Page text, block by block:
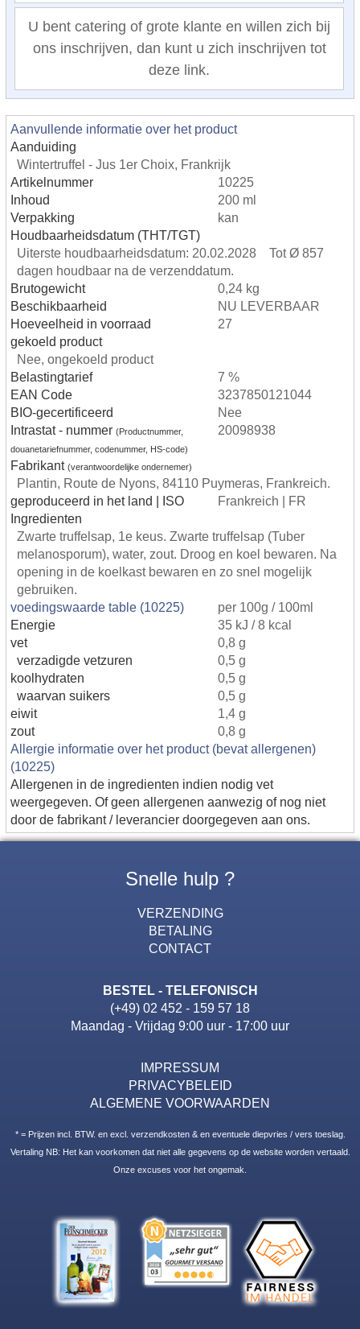
U bent catering of grote klante en willen zich bij
ons inschrijven, dan kunt u zich inschrijven tot
deze link.
Aanvullende informatie over het product
Aanduiding
Wintertruffel - Jus 1er Choix, Frankrijk
Artikelnummer
10225
Inhoud
200 ml
Verpakking
kan
Houdbaarheidsdatum (THT/TGT)
Uiterste houdbaarheidsdatum: 20.02.2028 Tot Ø 857
dagen houdbaar na de verzenddatum.
Brutogewicht
0,24 kg
Beschikbaarheid
NU LEVERBAAR
Hoeveelheid in voorraad
27
gekoeld product
Nee, ongekoeld product
Belastingtarief
7 %
EAN Code
3237850121044
BIO-gecertificeerd
Nee
Intrastat - nummer (Productnummer,
douanetariefnummer, codenummer, HS-code)
20098938
Fabrikant (verantwoordelijke ondernemer)
Plantin, Route de Nyons, 84110 Puymeras, Frankreich.
geproduceerd in het land | ISO
Frankreich | FR
Ingredienten
Zwarte truffelsap, 1e keus. Zwarte truffelsap (Tuber
melanosporum), water, zout. Droog en koel bewaren. Na
opening in de koelkast bewaren en zo snel mogelijk
gebruiken.
voedingswaarde table (10225)
per 100g / 100ml
Energie
35 kJ / 8 kcal
vet
0,8 g
verzadigde vetzuren
0,5 g
koolhydraten
0,5 g
waarvan suikers
0,5 g
eiwit
1,4 g
zout
0,8 g
Allergie informatie over het product (bevat allergenen)
(10225)
Allergenen in de ingredienten indien nodig vet
weergegeven. Of geen allergenen aanwezig of nog niet
door de fabrikant / leverancier doorgegeven aan ons.
Snelle hulp ?
VERZENDING
BETALING
CONTACT
BESTEL - TELEFONISCH
(+49) 02 452 - 159 57 18
Maandag - Vrijdag 9:00 uur - 17:00 uur
IMPRESSUM
PRIVACYBELEID
ALGEMENE VOORWAARDEN
* = Prijzen incl. BTW. en excl. verzendkosten & en eventuele diepvries / vers toeslag.
Vertaling NB: Het kan voorkomen dat niet alle gegevens op de website worden vertaald.
Onze excuses voor het ongemak.